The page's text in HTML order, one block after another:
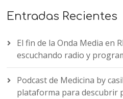
Entradas Recientes
El fin de la Onda Media en
escuchando radio y
Podcast de Medicina by
plataforma para descubrir